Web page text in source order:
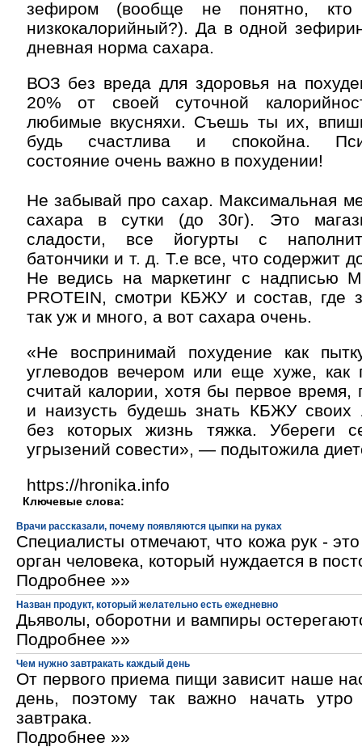
зефиром (вообще не понятно,
низкокалорийный?). Да в одной
дневная норма сахара.
ВОЗ без вреда для здоровья на
20% от своей суточной
любимые вкусняхи. Съешь ты их,
будь счастлива и спокойна.
состояние очень важно в похудении!
Не забывай про сахар. Максимальная
сахара в сутки (до 30г). Это
сладости, все йогурты с
батончики и т. д. Т.е все, что содержит
Не ведись на маркетинг с надписью
PROTEIN, смотри КБЖУ и состав, где
так уж и много, а вот сахара очень.
«Не воспринимай похудение как
углеводов вечером или еще хуже, как
считай калории, хотя бы первое время,
и наизусть будешь знать КБЖУ своих
без которых жизнь тяжка. Убереги
угрызений совести», — подытожила
https://hronika.info
Ключевые слова:
Врачи рассказали, почему появляются цыпки на руках
Специалисты отмечают, что кожа рук -
орган человека, который нуждается в
Подробнее »»
Назван продукт, который желательно есть ежедневно
Дьяволы, оборотни и вампиры
Подробнее »»
Чем нужно завтракать каждый день
От первого приема пищи зависит наше
день, поэтому так важно начать утро
завтрака.
Подробнее »»